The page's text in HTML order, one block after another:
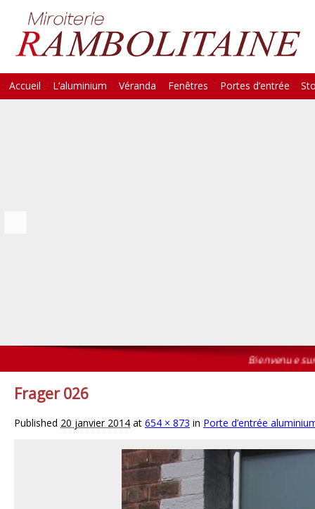
Main Menu
Skip
Accueil L’aluminium Véranda Fenêtres Portes d’entrée
Bienvenue sur
Frager 026
Published 20 janvier 2014 at 654 × 873 in Porte d’entrée